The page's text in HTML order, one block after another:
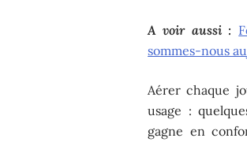
A voir aussi :
sommes-nous
Aérer chaque
usage :
gagne en